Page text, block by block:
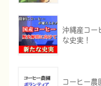
沖縄産コー
な史実！
コーヒー農